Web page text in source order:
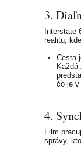
3.
Interstate
realitu,
Cesta
čo je v
4.
Film
správy,